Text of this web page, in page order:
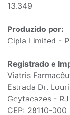
13.349
Produzido por:
Cipla Limited -
Registrado e
Viatris
Estrada Dr.
Goytacazes -
CEP: 28110-000